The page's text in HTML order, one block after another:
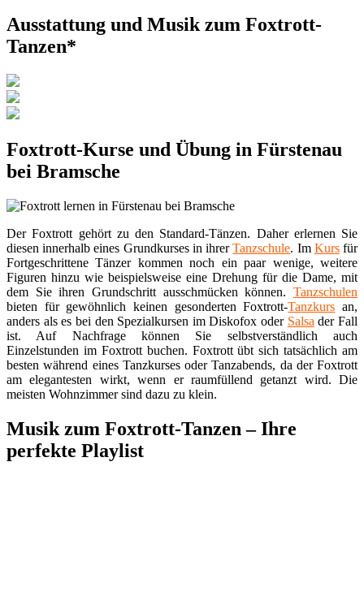
Ausstattung und Musik zum Foxtrott-
Tanzen*
Foxtrott-Kurse und Übung in Fürstenau
bei Bramsche
Der Foxtrott gehört zu den Standard-Tänzen. Daher erlernen Sie
diesen innerhalb eines Grundkurses in ihrerTanzschule. Im Kursfür
Fortgeschrittene Tänzer kommen noch ein paar wenige, weitere
Figuren hinzu wie beispielsweise eine Drehung für die Dame, mit
dem Sie ihren Grundschritt ausschmücken können. Tanzschulen
bieten für gewöhnlich keinen gesonderten Foxtrott-Tanzkurs an,
anders als es bei den Spezialkursen im Diskofox oder Salsa der Fall
ist. Auf Nachfrage können Sie selbstverständlich auch
Einzelstunden im Foxtrott buchen. Foxtrott übt sich tatsächlich am
besten während eines Tanzkurses oder Tanzabends, da der Foxtrott
am elegantesten wirkt, wenn er raumfüllend getanzt wird. Die
meisten Wohnzimmer sind dazu zu klein.
Musik zum Foxtrott-Tanzen – Ihre
perfekte Playlist